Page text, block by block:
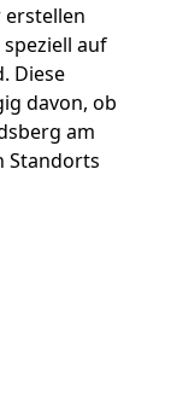
auf
Diese
davon, ob
am
Standorts